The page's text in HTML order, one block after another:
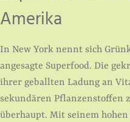
Amerika
In New York nennt sich
angesagte Superfood. Die
ihrer geballten Ladung an
sekundären Pflanzenstoffen
überhaupt. Mit seinem